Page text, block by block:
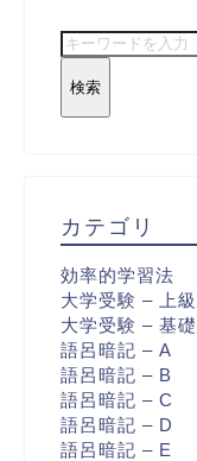
検索
カテゴリ
効率的学習法
大学受験 – 上
大学受験 – 基
語呂暗記 – A
語呂暗記 – B
語呂暗記 – C
語呂暗記 – D
語呂暗記 – E